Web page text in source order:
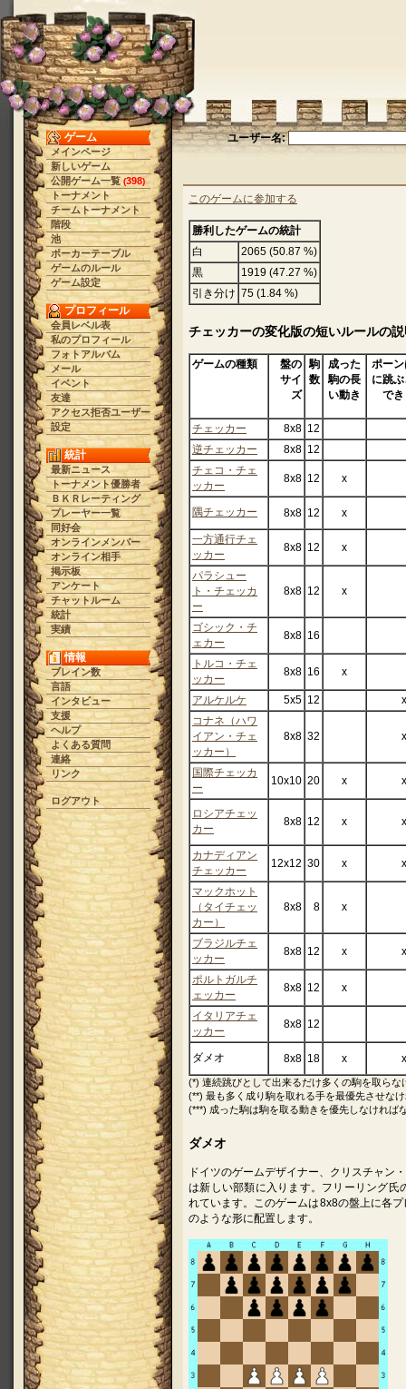
ゲーム
メインページ
新しいゲーム
公開ゲーム一覧 (398)
トーナメント
チームトーナメント
階段
池
ポーカーテーブル
ゲームのルール
ゲーム設定
プロフィール
会員レベル表
私のプロフィール
フォトアルバム
メール
イベント
友達
アクセス拒否ユーザー
設定
統計
最新ニュース
トーナメント優勝者
ＢＫＲレーティング
プレーヤー一覧
同好会
オンラインメンバー
オンライン相手
掲示板
アンケート
チャットルーム
統計
実績
情報
ブレイン数
言語
インタビュー
支援
ヘルプ
よくある質問
連絡
リンク
ログアウト
ユーザー名:
このゲームに参加する
勝利したゲームの統計
白
2065 (50.87 %)
黒
1919 (47.27 %)
引き分け 75 (1.84 %)
チェッカーの変化版の短いルールの
ゲームの種類
盤の
サイ
ズ
駒
数
成った
駒の長
い動き
ポー
に跳
で
チェッカー 8x8 12
逆チェッカー
8x8 12
チェコ・チェ
ッカー
8x8 12 x
隅チェッカー 8x8 12 x
一方通行チェ
ッカー
8x8 12 x
パラシュー
ト・チェッカ
ー
8x8 12 x
ゴシック・チ
ェカー
8x8 16
トルコ・チェ
ッカー
8x8 16 x
アルケルケ 5x5 12
x
コナネ（ハワ
イアン・チェ
ッカー）
8x8 32 x
国際チェッカ
ー
10x10 20 x x
ロシアチェッ
カー
8x8 12 x x
カナディアン
チェッカー
12x12 30 x x
マックホット
（タイチェッ
カー）
8x8 8 x
ブラジルチェ
ッカー
8x8 12 x x
ポルトガルチ
ェッカー
8x8 12 x
イタリアチェ
ッカー
8x8 12
ダメオ 8x8 18 x x
(*) 連続跳びとして出来るだけ多くの駒を取らな
(**) 最も多く成り駒を取れる手を最優先させな
(***) 成った駒は駒を取る動きを優先しなければ
ダメオ
ドイツのゲームデザイナー、クリスチャン
は新しい部類に入ります。フリーリング氏
れています。このゲームは8x8の盤上に各
のような形に配置します。